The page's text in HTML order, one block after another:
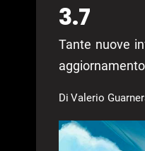
3.7
Tante nuove
Di Valerio